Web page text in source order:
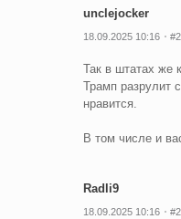
unclejocker
18.09.2025 10:16
Так в штатах же
Трамп разрулит
нравится.
В том числе и
Radli9
18.09.2025 10:16